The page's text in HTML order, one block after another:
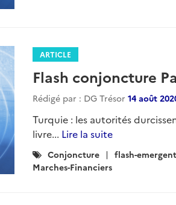
ARTICLE
Flash conjoncture
Rédigé par : DG Trésor 14 août
Turquie : les autorités
livre... Lire la suite
Catégories
:
Conjoncture flash-
Marches-Financiers